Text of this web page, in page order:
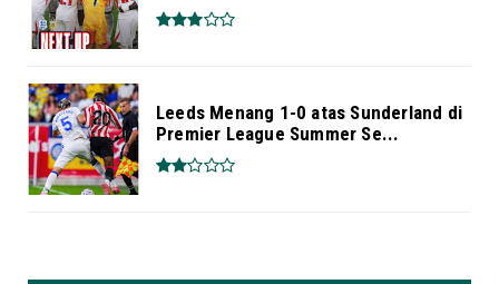
Leeds Menang 1-0 atas Sunderland di
Premier League Summer Se...